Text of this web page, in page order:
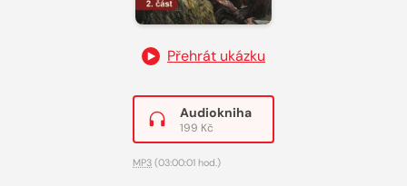
Přehrát ukázku
Audiokniha
199 Kč
MP3 (03:00:01 hod.)